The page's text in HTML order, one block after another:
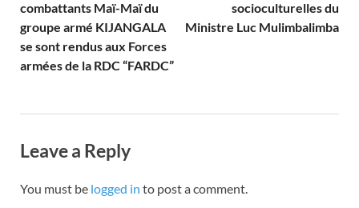
combattants Maï-Maï du
groupe armé KIJANGALA
se sont rendus aux Forces
armées de la RDC “FARDC”
socioculturelles du
Ministre Luc Mulimbalimba
Leave a Reply
You must be logged in to post a comment.